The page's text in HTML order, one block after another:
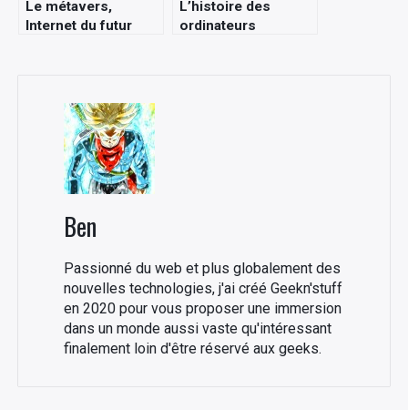
Le métavers,
Internet du futur
L’histoire des
ordinateurs
Ben
Passionné du web et plus globalement des
nouvelles technologies, j'ai créé Geekn'stuff
en 2020 pour vous proposer une immersion
dans un monde aussi vaste qu'intéressant
finalement loin d'être réservé aux geeks.